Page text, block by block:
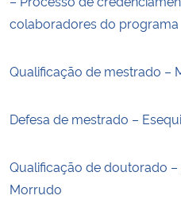
colaboradores do programa
Qualificação de mestrado –
Defesa de mestrado –
Qualificação de doutorado –
Morrudo